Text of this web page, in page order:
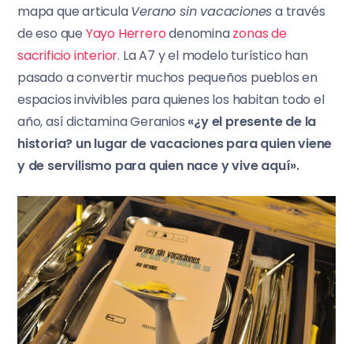
mapa que articulaVerano sin vacacionesa través
de eso que Yayo Herrerodenominazonas de
sacrificio interior. La A7 y el modelo turístico han
pasado a convertir muchos pequeños pueblos en
espacios invivibles para quienes los habitan todo el
año, así dictamina Geranios «¿y el presente de la
historia? un lugar de vacaciones para quien viene
y de servilismo para quien nace y vive aquí».